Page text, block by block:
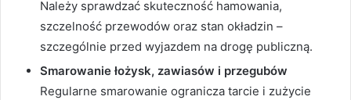
Należy sprawdzać skuteczność hamowania,
szczelność przewodów oraz stan okładzin –
szczególnie przed wyjazdem na drogę publiczną.
Smarowanie łożysk, zawiasów i przegubów
Regularne smarowanie ogranicza tarcie i zużycie